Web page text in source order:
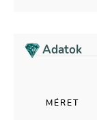
Adatok
MÉRET